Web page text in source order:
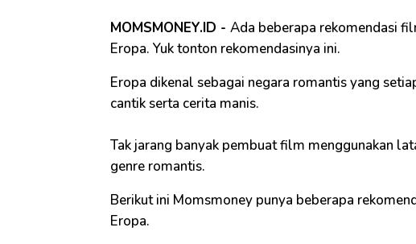
MOMSMONEY.ID - Ada beberapa rekomendasi
Eropa. Yuk tonton rekomendasinya ini.
Eropa dikenal sebagai negara romantis yang
cantik serta cerita manis.
Tak jarang banyak pembuat film menggunakan
genre romantis.
Berikut ini Momsmoney punya beberapa
Eropa.